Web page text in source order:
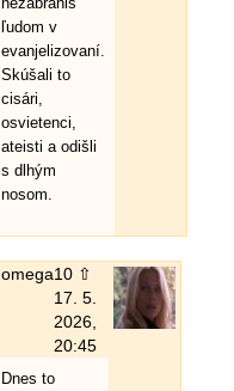
ľudom v
evanjelizovaní.
Skúšali to
cisári,
osvietenci,
ateisti a odišli
s dlhým
nosom.
omega10 ⇧
17. 5.
2026,
20:45
Dnes to